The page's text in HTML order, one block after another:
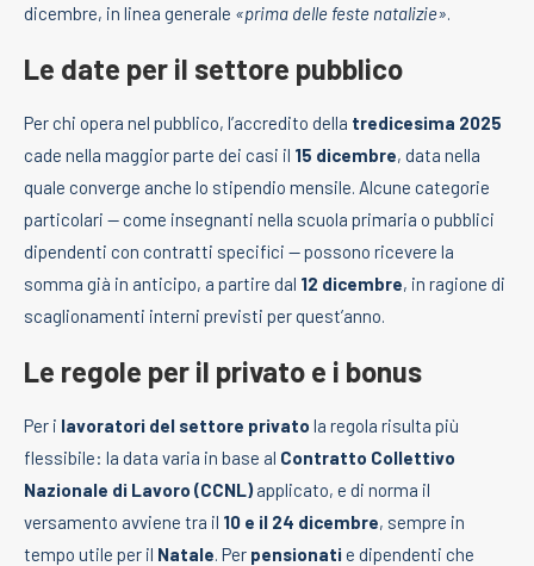
dicembre, in linea generale «prima delle feste natalizie».
Le date per il settore pubblico
Per chi opera nel pubblico, l’accredito della tredicesima 2025
cade nella maggior parte dei casi il 15 dicembre, data nella
quale converge anche lo stipendio mensile. Alcune categorie
particolari — come insegnanti nella scuola primaria o pubblici
dipendenti con contratti specifici — possono ricevere la
somma già in anticipo, a partire dal 12 dicembre, in ragione di
scaglionamenti interni previsti per quest’anno.
Le regole per il privato e i bonus
Per i lavoratori del settore privato la regola risulta più
flessibile: la data varia in base al Contratto Collettivo
Nazionale di Lavoro (CCNL)applicato, e di norma il
versamento avviene tra il 10 e il 24 dicembre, sempre in
tempo utile per il Natale. Per pensionatie dipendenti che